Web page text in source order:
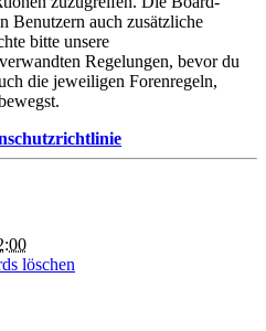
Benutzern auch zusätzliche
bitte unsere
Regelungen, bevor du
die jeweiligen Forenregeln,
löschen